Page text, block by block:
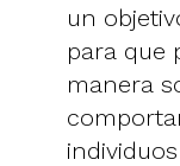
un
para que
manera